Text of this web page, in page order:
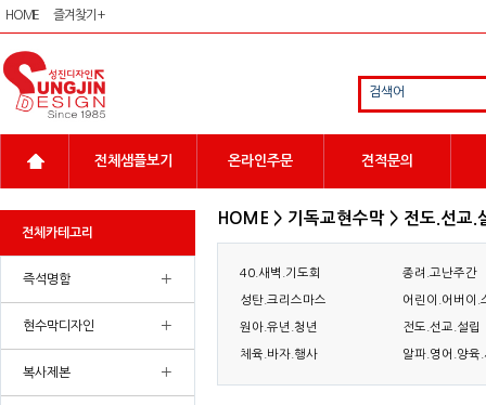
HOME 즐겨찾기 +
검색어
전체샘플보기 온라인주문 견적문의
전체카테고리
즉석명함 +
현수막디자인 +
복사제본 +
HOME > 기독교현수막 > 전도.선교.
40.새벽.기도회 종려.고난주간
성탄.크리스마스 어린이.어버이.
원아.유년.청년 전도.선교.설립
체육.바자.행사 알파.영어.양육